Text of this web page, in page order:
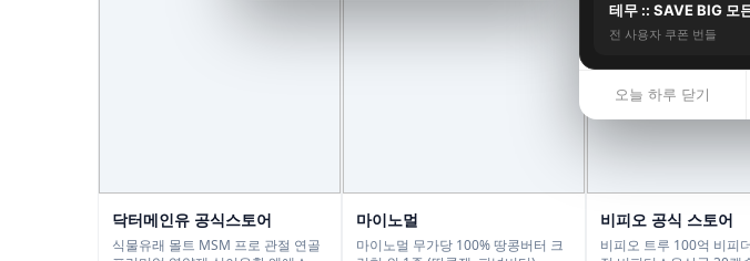
닥터메인유 공식스토어
식물유래 몰트 MSM 프로 관절 연골
마이노멀
마이노멀 무가당 100% 땅콩버터 크
비피오 공식 스토어
비피오 트루 100억 비피
테무 :: SAVE BIG 모
전 사용자 쿠폰 번들
오늘 하루 닫기